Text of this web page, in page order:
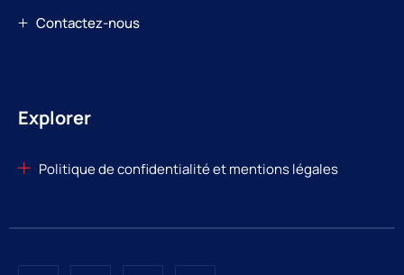
Contactez-nous
Explorer
Politique de confidentialité et mentions légales